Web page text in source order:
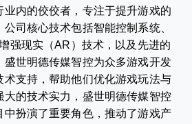
业内的佼佼者，专注于提升游戏的
司核心技术包括智能控制系统、
强现实（AR）技术，以及先进的
盛世明德传媒智控为众多游戏开发
术支持，帮助他们优化游戏玩法与
大的技术实力，盛世明德传媒智控
中扮演了重要角色，推动了游戏产